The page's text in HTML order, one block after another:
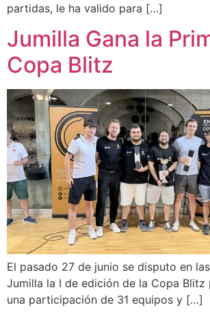
partidas, le ha valido para […]
Jumilla Gana la
Copa Blitz
El pasado 27 de junio se disputo en
Jumilla la I de edición de la Copa Blitz
una participación de 31 equipos y […]